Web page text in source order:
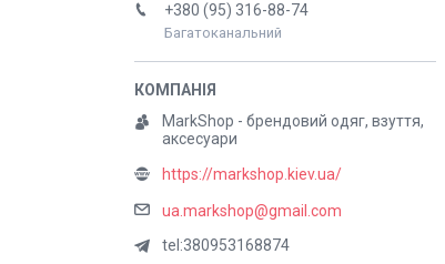
+380 (95) 316-88-74
Багатоканальний
MarkShop - брендовий одяг, взуття,
аксесуари
https://markshop.kiev.ua/
ua.markshop@gmail.com
tel:380953168874